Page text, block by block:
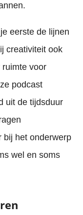
eerste de lijnen
creativiteit ook
voor
podcast
uit de tijdsduur
bij het onderwerp
wel en soms